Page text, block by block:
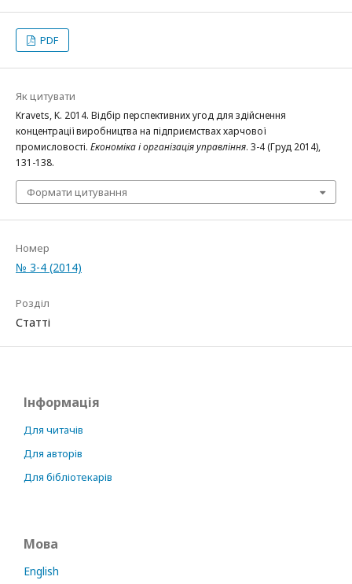
PDF
Як цитувати
Kravets, K. 2014. Відбір перспективних угод для здійснення
концентрації виробництва на підприємствах харчової
промисловості. Економіка і організація управління. 3-4 (Груд 2014),
131-138.
Формати цитування
Номер
№ 3-4 (2014)
Розділ
Статті
Інформація
Для читачів
Для авторів
Для бібліотекарів
Мова
English